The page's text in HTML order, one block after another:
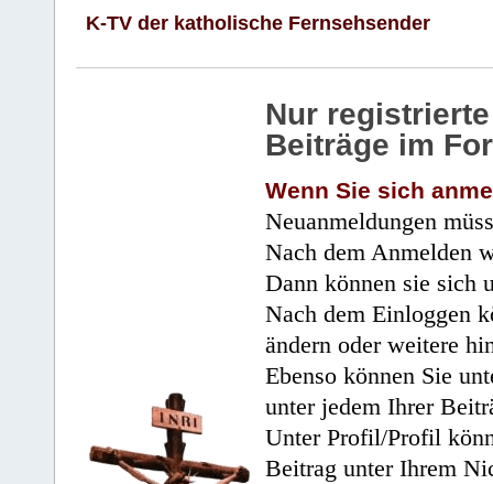
K-TV der katholische Fernsehsender
Nur
Beiträge im
Wenn Sie sich
Neuanmeldungen
Nach dem Anmelden
Dann können sie sich
Nach dem Einloggen
ändern oder weitere
Ebenso können Sie
unter jedem Ihrer
Unter Profil/Profil
Beitrag unter Ihrem